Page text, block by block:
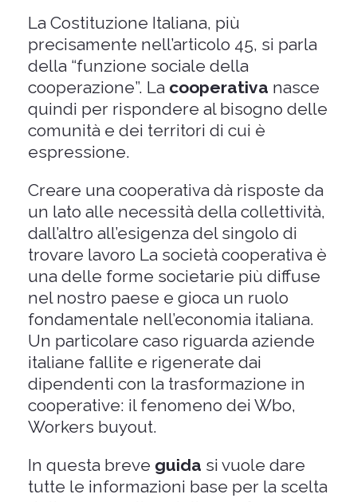
La Costituzione Italiana, più
precisamente nell’articolo 45, si parla
della “funzione sociale della
cooperazione”. La cooperativa nasce
quindi per rispondere al bisogno delle
comunità e dei territori di cui è
espressione.
Creare una cooperativa dà risposte da
un lato alle necessità della collettività,
dall’altro all’esigenza del singolo di
trovare lavoro La società cooperativa è
una delle forme societarie più diffuse
nel nostro paese e gioca un ruolo
fondamentale nell’economia italiana.
Un particolare caso riguarda aziende
italiane fallite e rigenerate dai
dipendenti con la trasformazione in
cooperative: il fenomeno dei Wbo,
Workers buyout.
In questa breve guida si vuole dare
tutte le informazioni base per la scelta